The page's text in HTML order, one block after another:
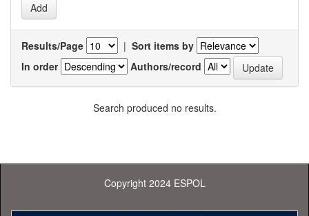
Results/Page | Sort items by
In order
Authors/record
Search produced no results.
Copyright 2024 ESPOL